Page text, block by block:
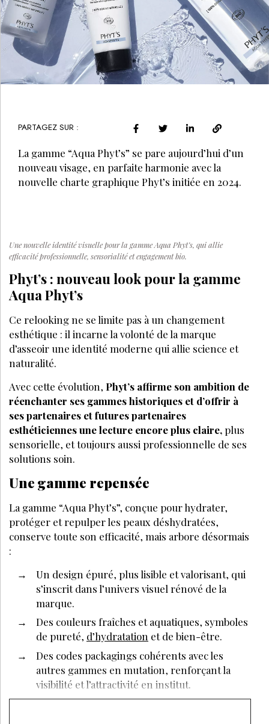
PARTAGEZ SUR :
La gamme “Aqua Phyt’s” se pare aujourd’hui d’un
nouveau visage, en parfaite harmonie avec la
nouvelle charte graphique Phyt’s initiée en 2024.
Une nouvelle identité visuelle pour la gamme Aqua Phyt’s, qui allie
efficacité professionnelle, sensorialité et engagement bio.
Phyt’s : nouveau look pour la gamme
Aqua Phyt’s
Ce relooking ne se limite pas à un changement
esthétique : il incarne la volonté de la marque
d’asseoir une identité moderne qui allie science et
naturalité.
Avec cette évolution, Phyt’s affirme son ambition de
réenchanter ses gammes historiques et d’offrir à
ses partenaires et futures partenaires
esthéticiennes une lecture encore plus claire, plus
sensorielle, et toujours aussi professionnelle de ses
solutions soin.
Une gamme repensée
La gamme “Aqua Phyt’s”, conçue pour hydrater,
protéger et repulper les peaux déshydratées,
conserve toute son efficacité, mais arbore désormais
:
Un design épuré, plus lisible et valorisant, qui
s’inscrit dans l’univers visuel rénové de la
marque.
Des couleurs fraîches et aquatiques, symboles
de pureté, d’hydratation et de bien-être.
Des codes packagings cohérents avec les
autres gammes en mutation, renforçant la
visibilité et l’attractivité en institut.